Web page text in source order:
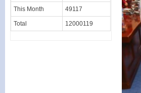
This Month 49117
Total 12000119